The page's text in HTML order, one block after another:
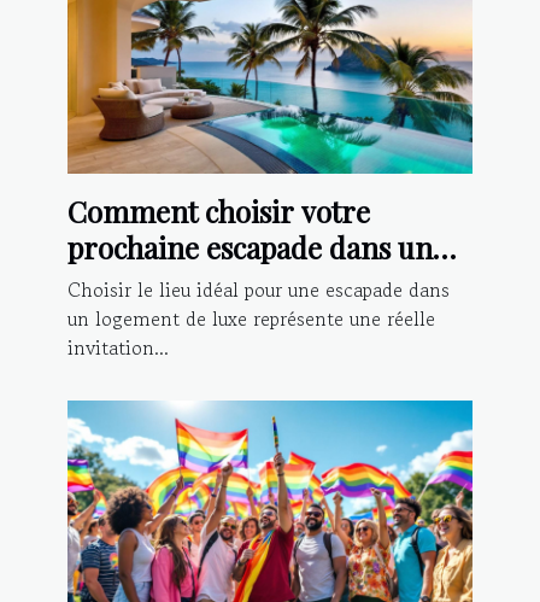
Comment choisir votre
prochaine escapade dans un
logement de luxe ?
Choisir le lieu idéal pour une escapade dans
un logement de luxe représente une réelle
invitation...